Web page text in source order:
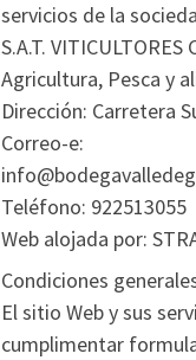
servicios de la
S.A.T.
Agricultura, Pesca y
Dirección: Carretera
Correo-e:
Teléfono: 922513055
Web alojada por:
Condiciones
El sitio Web y sus
cumplimentar